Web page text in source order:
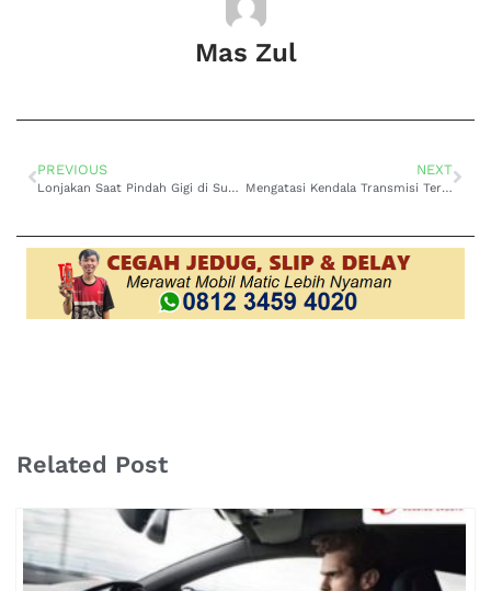
Mas Zul
PREVIOUS
Lonjakan Saat Pindah Gigi di Suzuki Ertiga Matic? Temukan Penyebab dan Solusinya di Sini!
NEXT
Mengatasi Kendala Transmisi Tersendat atau Kurang Responsif pada Mesin Matic Daihatsu Xenia
Related Post